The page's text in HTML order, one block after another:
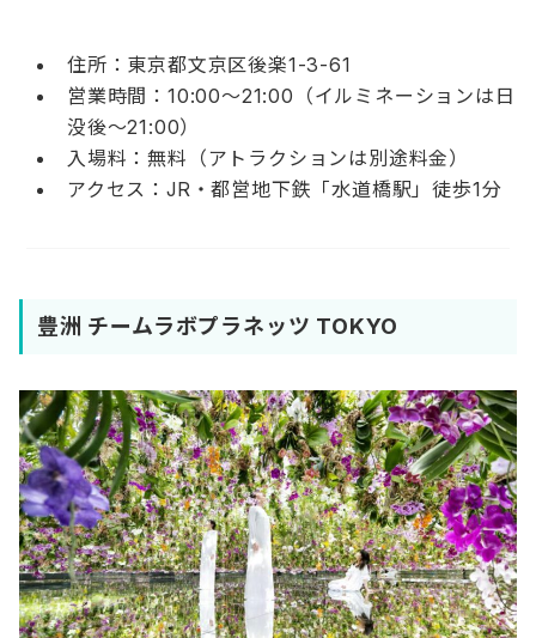
住所：東京都文京区後楽1-3-61
営業時間：10:00〜21:00（イルミネーションは日
没後〜21:00）
入場料：無料（アトラクションは別途料金）
アクセス：JR・都営地下鉄「水道橋駅」徒歩1分
豊洲 チームラボプラネッツ TOKYO